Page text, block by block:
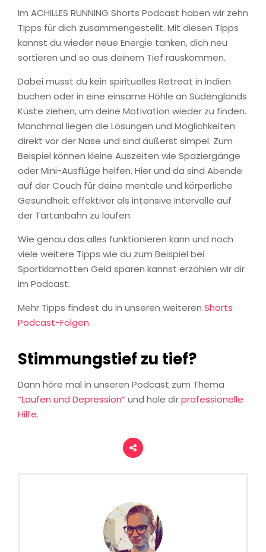
Im ACHILLES RUNNING Shorts Podcast haben wir zehn
Tipps für dich zusammengestellt. Mit diesen Tipps
kannst du wieder neue Energie tanken, dich neu
sortieren und so aus deinem Tief rauskommen.
Dabei musst du kein spirituelles Retreat in Indien
buchen oder in eine einsame Höhle an Südenglands
Küste ziehen, um deine Motivation wieder zu finden.
Manchmal liegen die Lösungen und Möglichkeiten
direkt vor der Nase und sind äußerst simpel. Zum
Beispiel können kleine Auszeiten wie Spaziergänge
oder Mini-Ausflüge helfen. Hier und da sind Abende
auf der Couch für deine mentale und körperliche
Gesundheit effektiver als intensive Intervalle auf
der Tartanbahn zu laufen.
Wie genau das alles funktionieren kann und noch
viele weitere Tipps wie du zum Beispiel bei
Sportklamotten Geld sparen kannst erzählen wir dir
im Podcast.
Mehr Tipps findest du in unseren weiteren Shorts
Podcast-Folgen.
Stimmungstief zu tief?
Dann höre mal in unseren Podcast zum Thema
“Laufen und Depression” und hole dirprofessionelle
Hilfe.